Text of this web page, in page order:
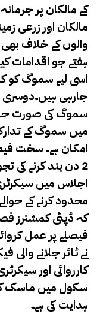
کے مالکان پر
مالکان اور زرعی
والوں کے خلاف
ہفتے جو اقدامات
اسی لیے سموگ کو
جارہی ہیں۔دوسری
سموگ کی صورت
میں سموگ کے
امکان ہے۔ سخت
2 دن بند کرنے کی
اجلاس میں
محدود کرنے کے
کہ ڈپٹی کمشنرز
فیصلے پر عمل
نے ٹائر جلانے
کارروائی اور
سکول میں ماسک کا
ہدایت کی ہے۔